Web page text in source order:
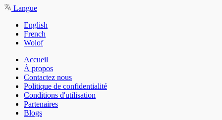
Langue
English
French
Wolof
Accueil
À propos
Contactez nous
Politique de confidentialité
Conditions d'utilisation
Partenaires
Blogs